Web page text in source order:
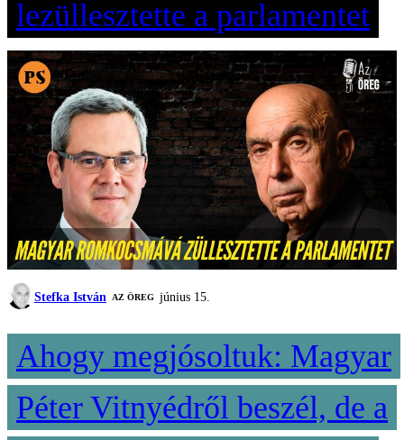
lezüllesztette a parlamentet
Stefka István AZ ÖREG június 15.
Ahogy megjósoltuk: Magyar
Péter Vitnyédről beszél, de a